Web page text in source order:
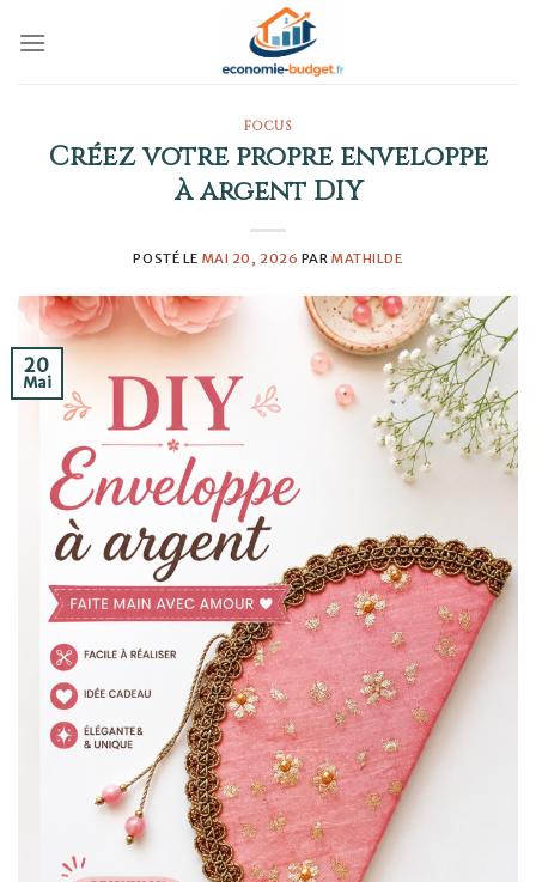
FOCUS
Créez votre propre enveloppe
à argent DIY
POSTÉ LE MAI 20, 2026 PARMATHILDE
20
Mai